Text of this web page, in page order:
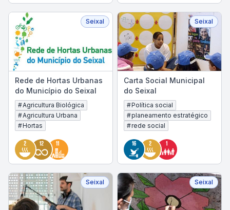
Seixal
Rede de Hortas Urbanas
do Município do Seixal
#Agricultura Biológica
#Agricultura Urbana
#Hortas
Seixal
Carta Social Municipal
do Seixal
#Política social
#planeamento estratégico
#rede social
Seixal Seixal